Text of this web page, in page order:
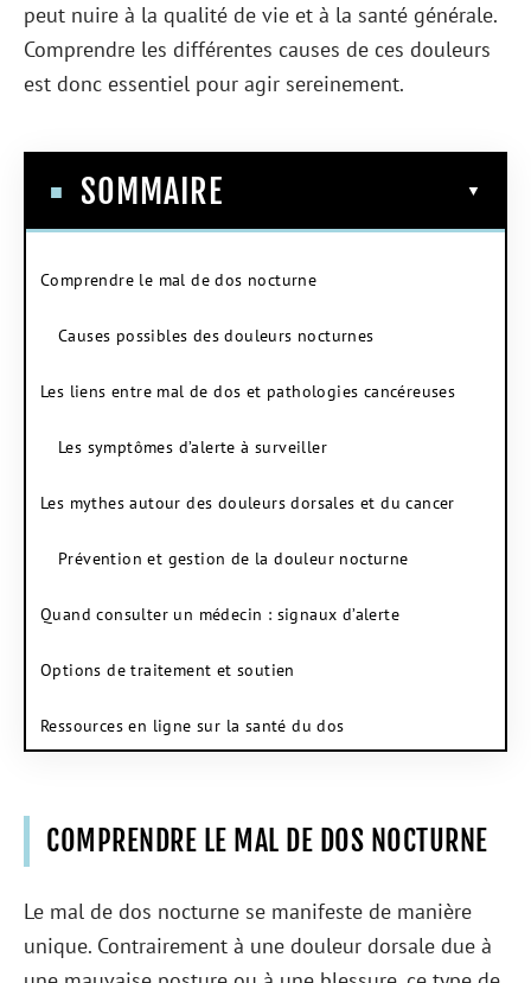
peut nuire à la qualité de vie et à la santé générale.
Comprendre les différentes causes de ces douleurs
est donc essentiel pour agir sereinement.
SOMMAIRE
Comprendre le mal de dos nocturne
Causes possibles des douleurs nocturnes
Les liens entre mal de dos et pathologies cancéreuses
Les symptômes d’alerte à surveiller
Les mythes autour des douleurs dorsales et du cancer
Prévention et gestion de la douleur nocturne
Quand consulter un médecin : signaux d’alerte
Options de traitement et soutien
Ressources en ligne sur la santé du dos
COMPRENDRE LE MAL DE DOS NOCTURNE
Le mal de dos nocturne se manifeste de manière
unique. Contrairement à une douleur dorsale due à